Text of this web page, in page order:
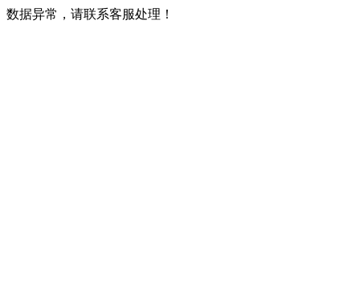
数据异常，请联系客服处理！